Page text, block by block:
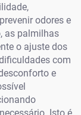
odores e
as palmilhas
o ajuste dos
com
e